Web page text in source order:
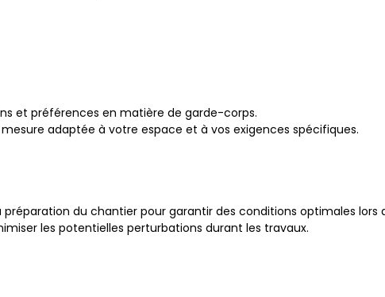
et préférences en matière de garde-corps.
adaptée à votre espace et à vos exigences spécifiques.
du chantier pour garantir des conditions optimales lors
les potentielles perturbations durant les travaux.